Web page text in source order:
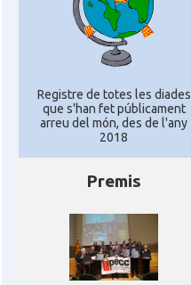
Registre de totes les diades
que s'han fet públicament
arreu del món, des de l'any
2018
Premis